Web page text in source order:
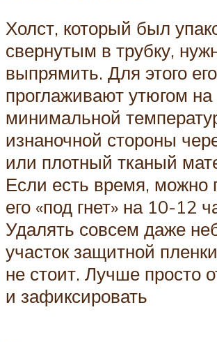
Холст, который был
свернутым в трубку,
выпрямить. Для этого его
проглаживают утюгом на
минимальной
изнаночной стороны
или плотный тканый
Если есть время, можно
его «под гнет» на 10-12
Удалять совсем даже
участок защитной
не стоит. Лучше просто
и зафиксировать